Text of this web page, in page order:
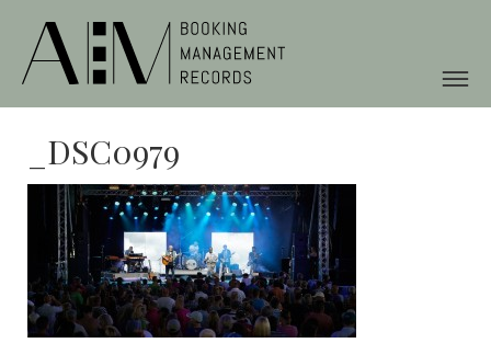
_DSC0979